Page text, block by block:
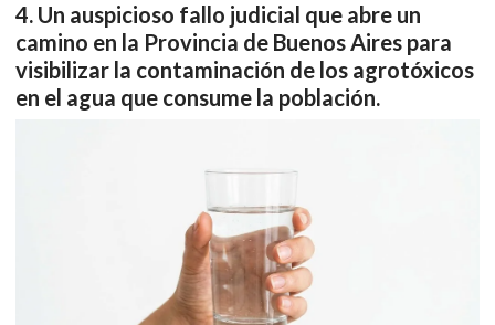
Un auspicioso fallo judicial que abre un
camino en la Provincia de Buenos Aires para
visibilizar la contaminación de los agrotóxicos
en el agua que consume la población.